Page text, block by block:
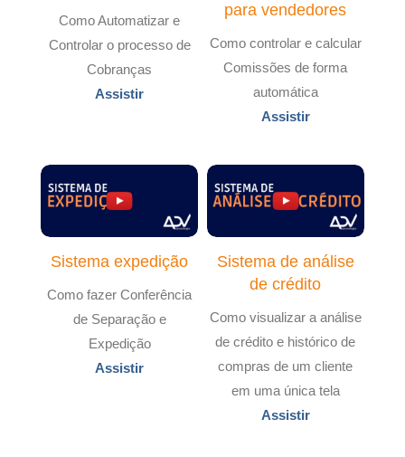
Como Automatizar e
Controlar o processo de
Cobranças
Assistir
para vendedores
Como controlar e calcular
Comissões de forma
automática
Assistir
Sistema expedição
Como fazer Conferência
de Separação e
Expedição
Assistir
Sistema de análise
de crédito
Como visualizar a análise
de crédito e histórico de
compras de um cliente
em uma única tela
Assistir